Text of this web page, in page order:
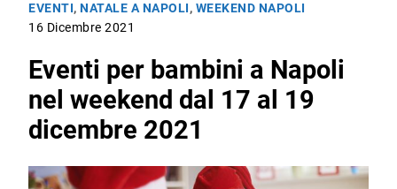
EVENTI,NATALE A NAPOLI, WEEKEND NAPOLI
16 Dicembre 2021
Eventi per bambini a Napoli
nel weekend dal 17 al 19
dicembre 2021